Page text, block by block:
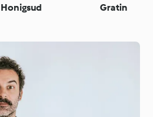
Honigsud
Gratin